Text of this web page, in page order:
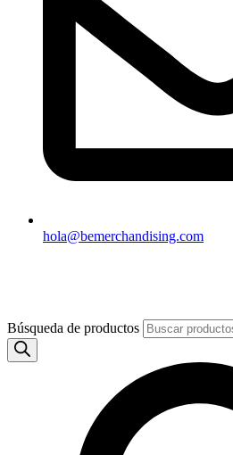
hola@bemerchandising.com
Búsqueda de productos